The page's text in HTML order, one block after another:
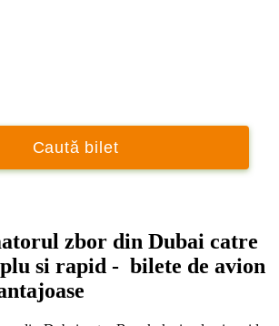
Caută bilet
zbor din Dubai catre
si rapid -  bilete de avion